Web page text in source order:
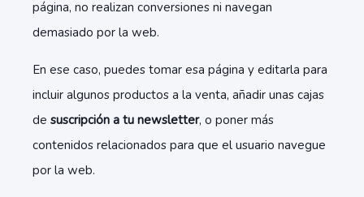
página, no realizan conversiones ni navegan
demasiado por la web.
En ese caso, puedes tomar esa página y editarla para
incluir algunos productos a la venta, añadir unas cajas
de suscripción a tu newsletter, o poner más
contenidos relacionados para que el usuario navegue
por la web.